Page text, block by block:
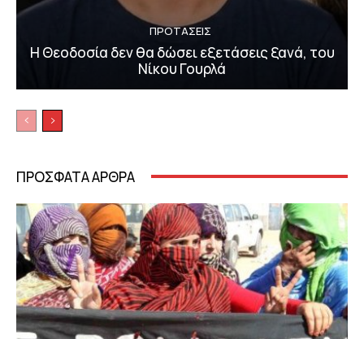
ΠΡΟΤΑΣΕΙΣ
Η Θεοδοσία δεν θα δώσει εξετάσεις ξανά, του
Νίκου Γουρλά
ΠΡΟΣΦΑΤΑ ΑΡΘΡΑ